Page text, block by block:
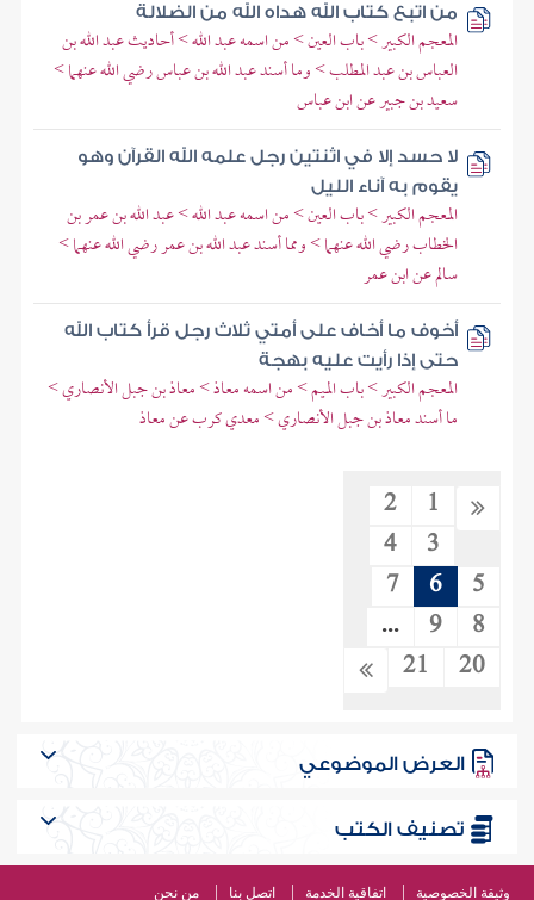
من اتبع كتاب الله هداه الله من الضلالة
المعجم الكبير > باب العين > من اسمه عبد الله > أحاديث عبد الله بن
العباس بن عبد المطلب > وما أسند عبد الله بن عباس رضي الله عنهما >
سعيد بن جبير عن ابن عباس
لا حسد إلا في اثنتين رجل علمه الله القرآن وهو
يقوم به آناء الليل
المعجم الكبير > باب العين > من اسمه عبد الله > عبد الله بن عمر بن
الخطاب رضي الله عنهما > ومما أسند عبد الله بن عمر رضي الله عنهما >
سالم عن ابن عمر
أخوف ما أخاف على أمتي ثلاث رجل قرأ كتاب الله
حتى إذا رأيت عليه بهجة
المعجم الكبير > باب الميم > من اسمه معاذ > معاذ بن جبل الأنصاري >
ما أسند معاذ بن جبل الأنصاري > معدي كرب عن معاذ
1
2
3
4
5
6
7
8
9
...
20
21
العرض الموضوعي
تصنيف الكتب
وثيقة الخصوصية اتفاقية الخدمة اتصل بنا من نحن